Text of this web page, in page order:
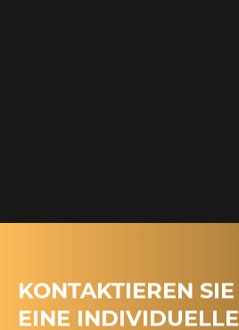
KONTAKTIEREN
EINE INDIVIDUELLE